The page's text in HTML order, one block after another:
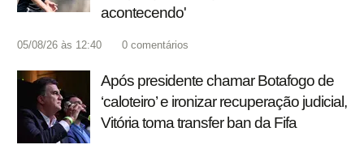
acontecendo'
05/08/26 às 12:40 0 comentários
Após presidente chamar Botafogo de
‘caloteiro’ e ironizar recuperação judicial,
Vitória toma transfer ban da Fifa